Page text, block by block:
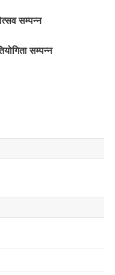
सम्पन्न
सम्पन्न